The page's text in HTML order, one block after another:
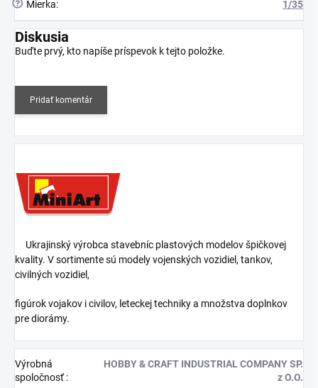
? Mierka: 1/35
Diskusia
Buďte prvý, kto napíše príspevok k tejto položke.
Pridať komentár
Ukrajinský výrobca stavebníc plastových modelov špičkovej
kvality. V sortimente sú modely vojenských vozidiel, tankov,
civilných vozidiel,
figúrok vojakov i civilov, leteckej techniky a množstva doplnkov
pre diorámy.
Výrobná
spoločnosť:
HOBBY & CRAFT INDUSTRIAL COMPANY SP.
z O.O.